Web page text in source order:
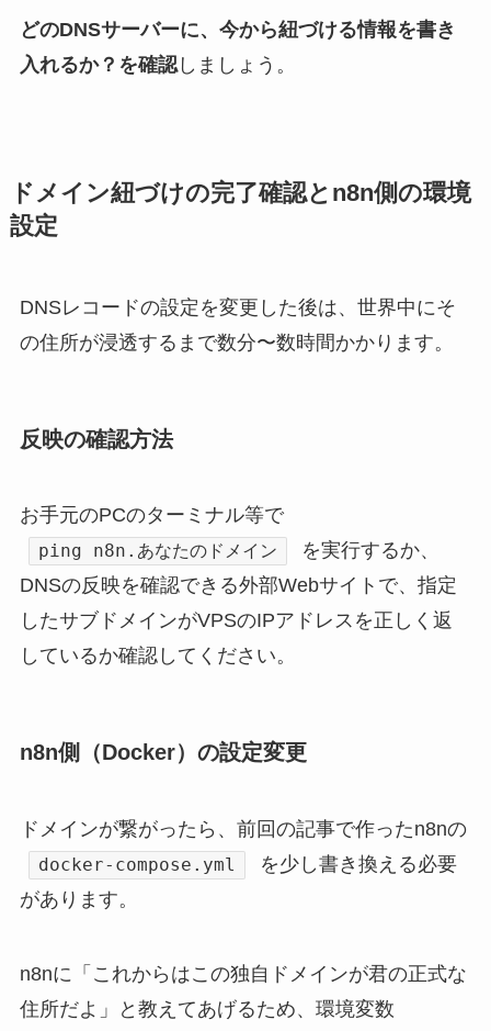
どのDNSサーバーに、今から紐づける情報を書き
入れるか？を確認しましょう。
ドメイン紐づけの完了確認とn8n側の環境
設定
DNSレコードの設定を変更した後は、世界中にそ
の住所が浸透するまで数分〜数時間かかります。
反映の確認方法
お手元のPCのターミナル等で
ping n8n.あなたのドメイン
を実行するか、
DNSの反映を確認できる外部Webサイトで、指定
したサブドメインがVPSのIPアドレスを正しく返
しているか確認してください。
n8n側（Docker）の設定変更
ドメインが繋がったら、前回の記事で作ったn8nの
docker-compose.yml
を少し書き換える必要
があります。
n8nに「これからはこの独自ドメインが君の正式な
住所だよ」と教えてあげるため、環境変数